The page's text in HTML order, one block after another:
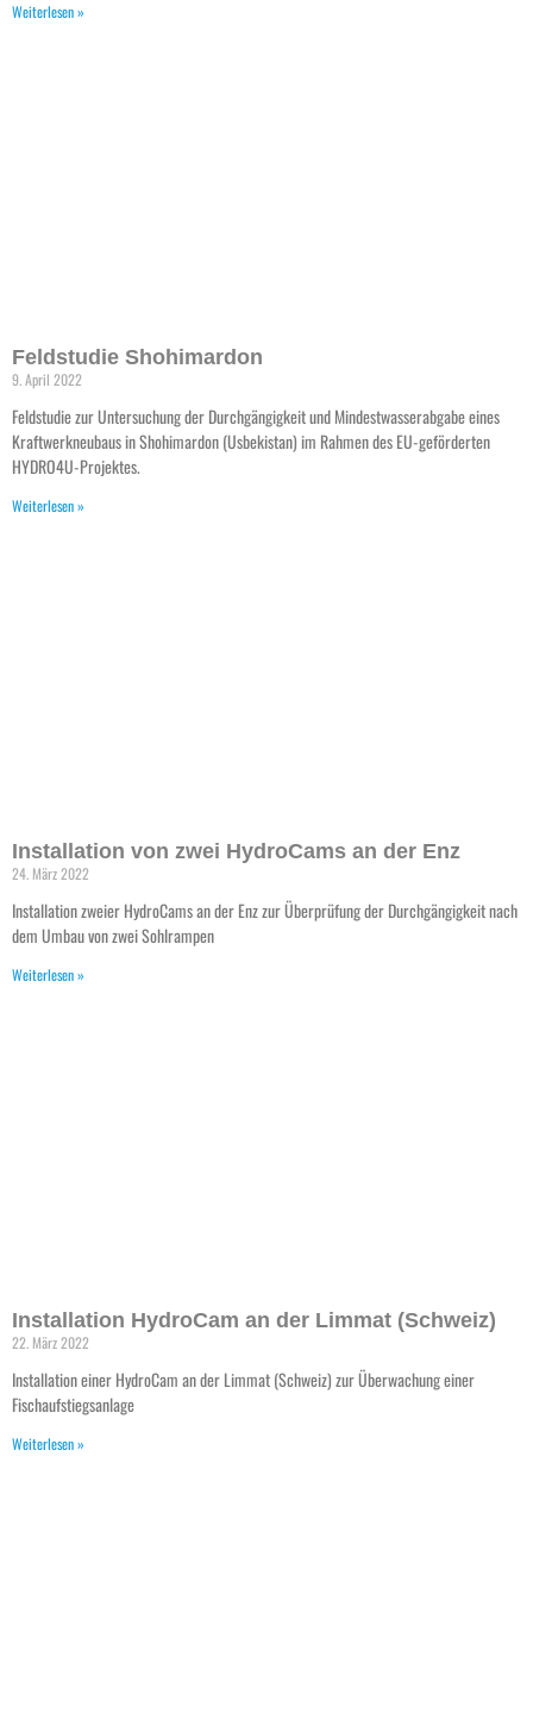
Weiterlesen »
Feldstudie Shohimardon
9. April 2022
Feldstudie zur Untersuchung der Durchgängigkeit und Mindestwasserabgabe eines
Kraftwerkneubaus in Shohimardon (Usbekistan) im Rahmen des EU-geförderten
HYDRO4U-Projektes.
Weiterlesen »
Installation von zwei HydroCams an der Enz
24. März 2022
Installation zweier HydroCams an der Enz zur Überprüfung der Durchgängigkeit nach
dem Umbau von zwei Sohlrampen
Weiterlesen »
Installation HydroCam an der Limmat (Schweiz)
22. März 2022
Installation einer HydroCam an der Limmat (Schweiz) zur Überwachung einer
Fischaufstiegsanlage
Weiterlesen »